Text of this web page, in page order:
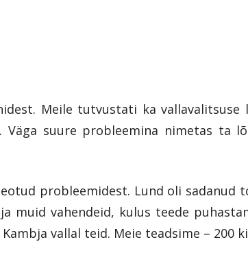
Meile tutvustati ka vallavalitsuse
Väga suure probleemina nimetas ta
probleemidest. Lund oli sadanud
vahendeid, kulus teede
vallal teid. Meie teadsime – 200